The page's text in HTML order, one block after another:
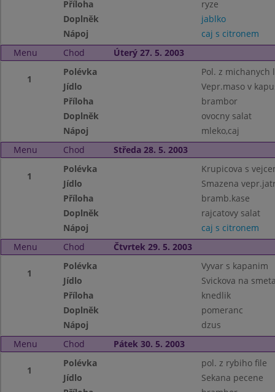
Příloha
ryze
Doplněk
jablko
Nápoj
caj s citronem
Menu
Chod Úterý 27. 5. 2003
1
Polévka
Pol. z michanych
Jídlo
Vepr.maso v
Příloha
brambor
Doplněk
ovocny salat
Nápoj
mleko,caj
Menu
Chod Středa 28. 5. 2003
1
Polévka
Krupicova s
Jídlo
Smazena
Příloha
bramb.kase
Doplněk
rajcatovy salat
Nápoj
caj s citronem
Menu
Chod Čtvrtek 29. 5. 2003
1
Polévka
Vyvar s kapanim
Jídlo
Svickova na
Příloha
knedlik
Doplněk
pomeranc
Nápoj
dzus
Menu
Chod Pátek 30. 5. 2003
1
Polévka
pol. z rybiho file
Jídlo
Sekana pecene